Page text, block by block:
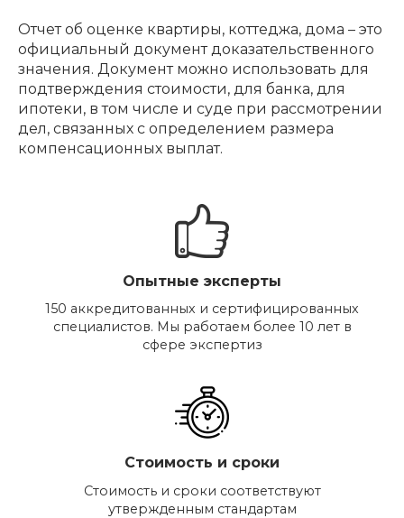
Отчет об оценке квартиры, коттеджа, дома – это
официальный документ доказательственного
значения. Документ можно использовать для
подтверждения стоимости, для банка, для
ипотеки, в том числе и суде при рассмотрении
дел, связанных с определением размера
компенсационных выплат.
Опытные эксперты
150 аккредитованных и сертифицированных
специалистов. Мы работаем более 10 лет в
сфере экспертиз
Стоимость и сроки
Стоимость и сроки соответствуют
утвержденным стандартам